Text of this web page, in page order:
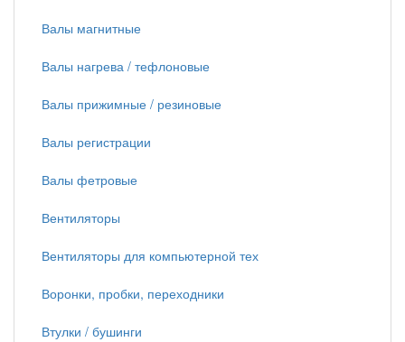
Валы магнитные
Валы нагрева / тефлоновые
Валы прижимные / резиновые
Валы регистрации
Валы фетровые
Вентиляторы
Вентиляторы для компьютерной тех
Воронки, пробки, переходники
Втулки / бушинги